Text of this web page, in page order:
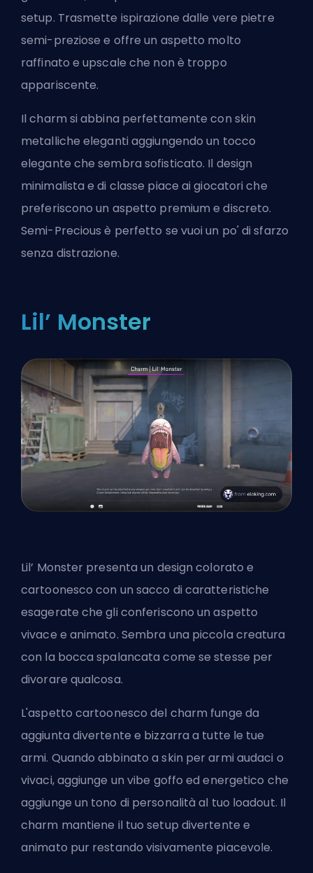
setup. Trasmette ispirazione dalle vere pietre
semi-preziose e offre un aspetto molto
raffinato e upscale che non è troppo
appariscente.
Il charm si abbina perfettamente con skin
metalliche eleganti aggiungendo un tocco
elegante che sembra sofisticato. Il design
minimalista e di classe piace ai giocatori che
preferiscono un aspetto premium e discreto.
Semi-Precious è perfetto se vuoi un po' di sfarzo
senza distrazione.
Lil’ Monster
Lil’ Monster presenta un design colorato e
cartoonesco con un sacco di caratteristiche
esagerate che gli conferiscono un aspetto
vivace e animato. Sembra una piccola creatura
con la bocca spalancata come se stesse per
divorare qualcosa.
L'aspetto cartoonesco del charm funge da
aggiunta divertente e bizzarra a tutte le tue
armi. Quando abbinato a skin per armi audaci o
vivaci, aggiunge un vibe goffo ed energetico che
aggiunge un tono di personalità al tuo loadout. Il
charm mantiene il tuo setup divertente e
animato pur restando visivamente piacevole.